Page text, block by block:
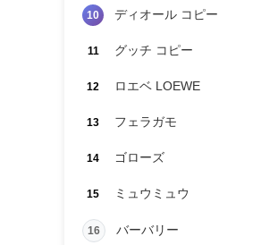
10 ディオール コピー
11 グッチ コピー
12 ロエベ LOEWE
13 フェラガモ
14 ゴローズ
15 ミュウミュウ
16 バーバリー